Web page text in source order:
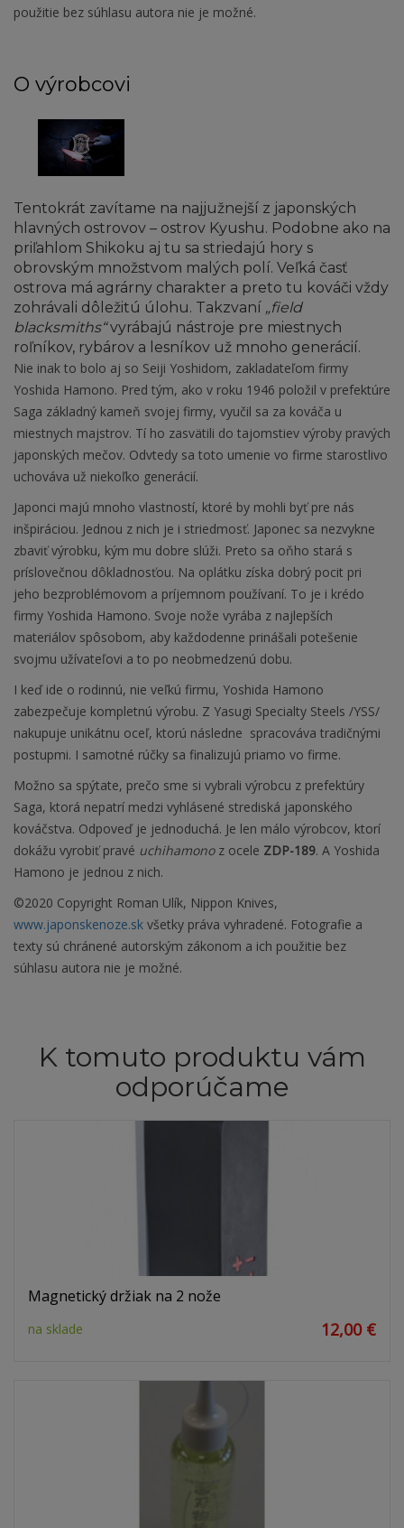
použitie bez súhlasu autora nie je možné.
O výrobcovi
Tentokrát zavítame na najjužnejší z japonských
hlavných ostrovov – ostrov Kyushu. Podobne ako na
priľahlom Shikoku aj tu sa striedajú hory s
obrovským množstvom malých polí. Veľká časť
ostrova má agrárny charakter a preto tu kováči vždy
zohrávali dôležitú úlohu. Takzvaní „field
blacksmiths“vyrábajú nástroje pre miestnych
roľníkov, rybárov a lesníkov už mnoho generácií.
Nie inak to bolo aj so Seiji Yoshidom, zakladateľom firmy
Yoshida Hamono. Pred tým, ako v roku 1946 položil v prefektúre
Saga základný kameň svojej firmy, vyučil sa za kováča u
miestnych majstrov. Tí ho zasvätili do tajomstiev výroby pravých
japonských mečov. Odvtedy sa toto umenie vo firme starostlivo
uchováva už niekoľko generácií.
Japonci majú mnoho vlastností, ktoré by mohli byť pre nás
inšpiráciou. Jednou z nich je i striedmosť. Japonec sa nezvykne
zbaviť výrobku, kým mu dobre slúži. Preto sa oňho stará s
príslovečnou dôkladnosťou. Na oplátku získa dobrý pocit pri
jeho bezproblémovom a príjemnom používaní. To je i krédo
firmy Yoshida Hamono. Svoje nože vyrába z najlepších
materiálov spôsobom, aby každodenne prinášali potešenie
svojmu užívateľovi a to po neobmedzenú dobu.
I keď ide o rodinnú, nie veľkú firmu, Yoshida Hamono
zabezpečuje kompletnú výrobu. Z Yasugi Specialty Steels /YSS/
nakupuje unikátnu oceľ, ktorú následne spracováva tradičnými
postupmi. I samotné rúčky sa finalizujú priamo vo firme.
Možno sa spýtate, prečo sme si vybrali výrobcu z prefektúry
Saga, ktorá nepatrí medzi vyhlásené strediská japonského
kováčstva. Odpoveď je jednoduchá. Je len málo výrobcov, ktorí
dokážu vyrobiť pravé uchihamonoz ocele ZDP-189. A Yoshida
Hamono je jednou z nich.
©2020 Copyright Roman Ulík, Nippon Knives,
www.japonskenoze.sk všetky práva vyhradené. Fotografie a
texty sú chránené autorským zákonom a ich použitie bez
súhlasu autora nie je možné.
K tomuto produktu vám
odporúčame
Magnetický držiak na 2 nože
na sklade 12,00 €